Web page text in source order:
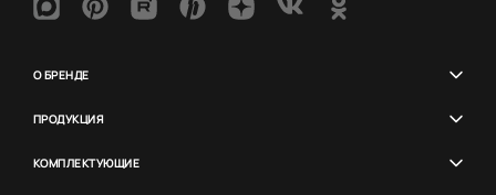
О БРЕНДЕ
ПРОДУКЦИЯ
КОМПЛЕКТУЮЩИЕ